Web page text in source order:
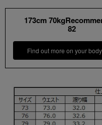
173cm
82
Find out more on your